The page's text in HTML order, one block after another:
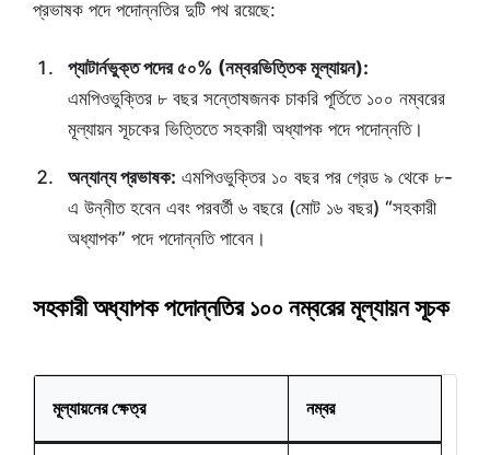
প্রভাষক পদে পদোন্নতির দুটি পথ রয়েছে:
প্যাটার্নভুক্ত পদের ৫০% (নম্বরভিত্তিক মূল্যায়ন):
এমপিওভুক্তির ৮ বছর সন্তোষজনক চাকরি পূর্তিতে ১০০ নম্বরের
মূল্যায়ন সূচকের ভিত্তিতে সহকারী অধ্যাপক পদে পদোন্নতি।
অন্যান্য প্রভাষক: এমপিওভুক্তির ১০ বছর পর গ্রেড ৯ থেকে ৮-
এ উন্নীত হবেন এবং পরবর্তী ৬ বছরে (মোট ১৬ বছর) “সহকারী
অধ্যাপক” পদে পদোন্নতি পাবেন।
সহকারী অধ্যাপক পদোন্নতির ১০০ নম্বরের মূল্যায়ন সূচক
মূল্যায়নের ক্ষেত্র নম্বর